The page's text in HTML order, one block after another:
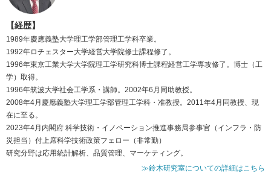
【経歴】
1989年慶應義塾大学理工学部管理工学科卒業。
1992年ロチェスター大学経営大学院修士課程修了。
1996年東京工業大学大学院理工学研究科博士課程経営工学専攻修了。博士（工
学）取得。
1996年筑波大学社会工学系・講師。2002年6月同助教授。
2008年4月慶應義塾大学理工学部管理工学科・准教授。2011年4月同教授、現
在に至る。
2023年4月内閣府 科学技術・イノベーション推進事務局参事官（インフラ・防
災担当）付上席科学技術政策フェロー（非常勤）
研究分野は応用統計解析、品質管理、マーケティング。
≫鈴木研究室についての詳細はこちら